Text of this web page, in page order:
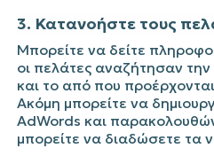
3. Κατανοήστε τους
Μπορείτε να δείτε
οι πελάτες αναζήτησαν
και το από που
Ακόμη μπορείτε να
AdWords και
μπορείτε να διαδώσετε τα